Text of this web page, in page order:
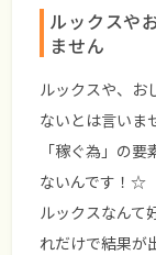
ルックスや
ません
ルックスや、お
ないとは言い
「稼ぐ為」 の要
ないんです！☆
ルックスなんて
れだけで結果が